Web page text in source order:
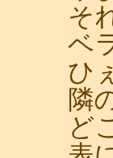
そ
ベ
ひ
隣
ど